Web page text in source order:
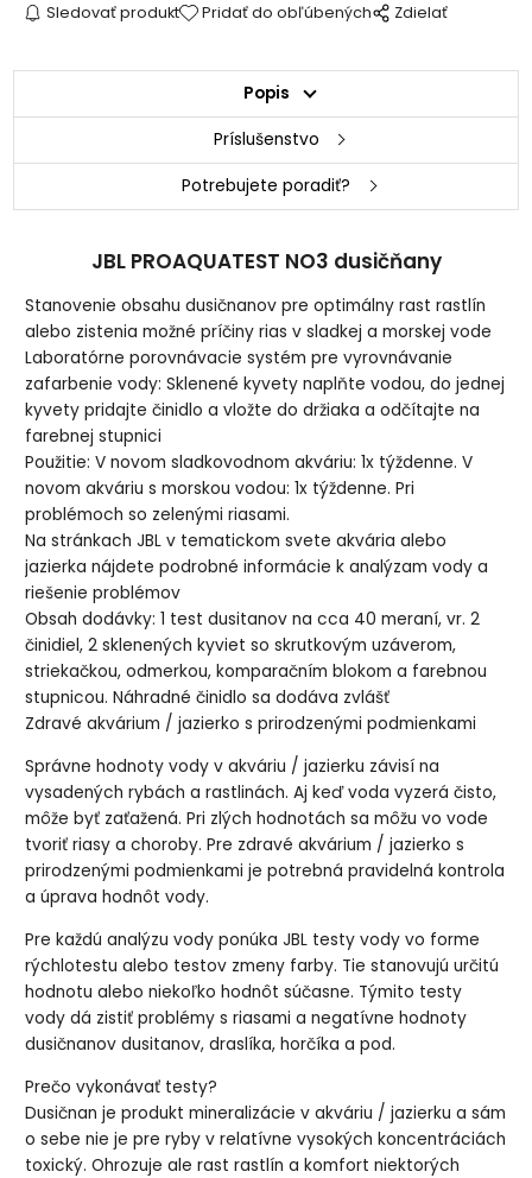
Sledovať produkt Pridať do obľúbených Zdielať
Popis
Príslušenstvo
Potrebujete poradiť?
JBL PROAQUATEST NO3 dusičňany
Stanovenie obsahu dusičnanov pre optimálny rast rastlín
alebo zistenia možné príčiny rias v sladkej a morskej vode
Laboratórne porovnávacie systém pre vyrovnávanie
zafarbenie vody: Sklenené kyvety naplňte vodou, do jednej
kyvety pridajte činidlo a vložte do držiaka a odčítajte na
farebnej stupnici
Použitie: V novom sladkovodnom akváriu: 1x týždenne. V
novom akváriu s morskou vodou: 1x týždenne. Pri
problémoch so zelenými riasami.
Na stránkach JBL v tematickom svete akvária alebo
jazierka nájdete podrobné informácie k analýzam vody a
riešenie problémov
Obsah dodávky: 1 test dusitanov na cca 40 meraní, vr. 2
činidiel, 2 sklenených kyviet so skrutkovým uzáverom,
striekačkou, odmerkou, komparačním blokom a farebnou
stupnicou. Náhradné činidlo sa dodáva zvlášť
Zdravé akvárium / jazierko s prirodzenými podmienkami
Správne hodnoty vody v akváriu / jazierku závisí na
vysadených rybách a rastlinách. Aj keď voda vyzerá čisto,
môže byť zaťažená. Pri zlých hodnotách sa môžu vo vode
tvoriť riasy a choroby. Pre zdravé akvárium / jazierko s
prirodzenými podmienkami je potrebná pravidelná kontrola
a úprava hodnôt vody.
Pre každú analýzu vody ponúka JBL testy vody vo forme
rýchlotestu alebo testov zmeny farby. Tie stanovujú určitú
hodnotu alebo niekoľko hodnôt súčasne. Týmito testy
vody dá zistiť problémy s riasami a negatívne hodnoty
dusičnanov dusitanov, draslíka, horčíka a pod.
Prečo vykonávať testy?
Dusičnan je produkt mineralizácie v akváriu / jazierku a sám
o sebe nie je pre ryby v relatívne vysokých koncentráciách
toxický. Ohrozuje ale rast rastlín a komfort niektorých